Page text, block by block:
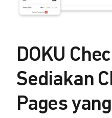
DOKU
Sediakan
Pages